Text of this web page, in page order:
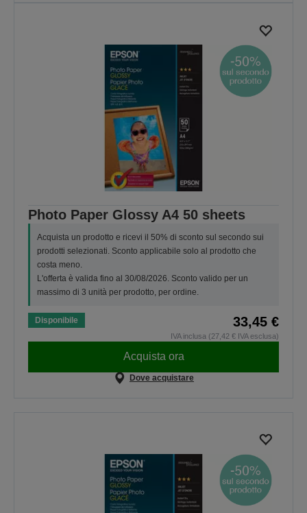
Photo Paper Glossy A4 50 sheets
Acquista un prodotto e ricevi il 50% di sconto sul secondo sui
prodotti selezionati. Sconto applicabile solo al prodotto che
costa meno.
L'offerta è valida fino al 30/08/2026. Sconto valido per un
massimo di 3 unità per prodotto, per ordine.
Disponibile 33,45 €
IVA inclusa (27,42 € IVA esclusa)
Acquista ora
Dove acquistare